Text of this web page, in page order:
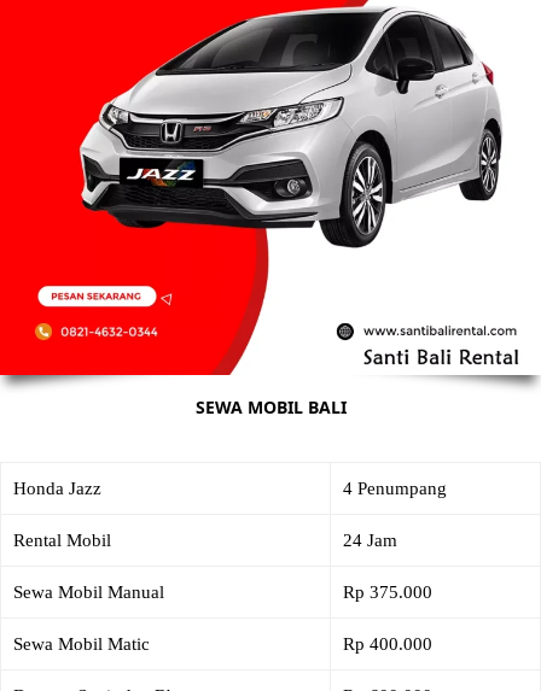
SEWA MOBIL BALI
Honda Jazz 4 Penumpang
Rental Mobil 24 Jam
Sewa Mobil Manual Rp 375.000
Sewa Mobil Matic Rp 400.000